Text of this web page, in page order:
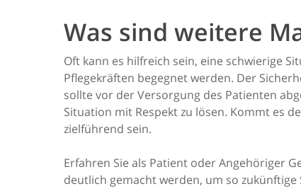
Was sind weitere
Oft kann es hilfreich sein, eine schwierige
Pflegekräften begegnet werden. Der
sollte vor der Versorgung des Patienten
Situation mit Respekt zu lösen. Kommt es
zielführend sein.
Erfahren Sie als Patient oder Angehöriger
deutlich gemacht werden, um so